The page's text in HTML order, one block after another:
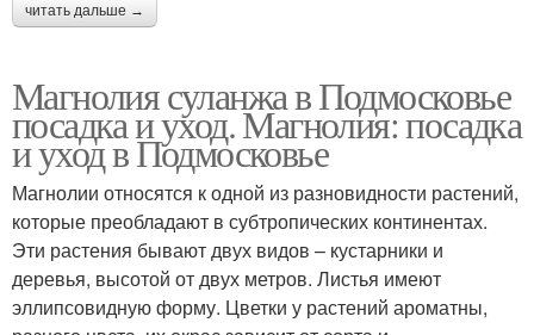
читать дальше →
Магнолия суланжа в Подмосковье
посадка и уход. Магнолия: посадка
и уход в Подмосковье
Магнолии относятся к одной из разновидности растений,
которые преобладают в субтропических континентах.
Эти растения бывают двух видов – кустарники и
деревья, высотой от двух метров. Листья имеют
эллипсовидную форму. Цветки у растений ароматны,